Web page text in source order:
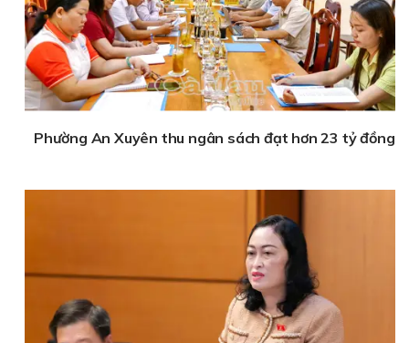
Phường An Xuyên thu ngân sách đạt hơn 23 tỷ đồng